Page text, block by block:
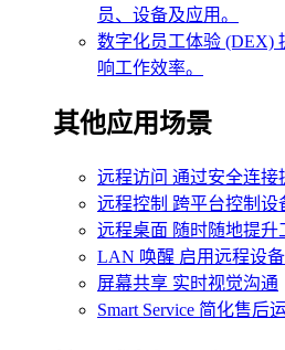
员、设备及应用。
数字化员工体验 (DEX)
响工作效率。
其他应用场景
远程访问 通过安全连接
远程控制 跨平台控制设
远程桌面 随时随地提升
LAN 唤醒 启用远程设
屏幕共享 实时视觉沟通
Smart Service 简化售后